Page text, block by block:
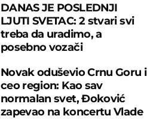
DANAS JE POSLEDNJI
LJUTI SVETAC: 2 stvari svi
treba da uradimo, a
posebno vozači
Novak oduševio Crnu Goru i
ceo region: Kao sav
normalan svet, Đoković
zapevao na koncertu Vlade